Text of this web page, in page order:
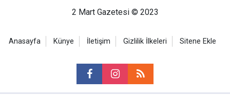
2 Mart Gazetesi © 2023
Anasayfa Künye İletişim Gizlilik İlkeleri Sitene Ekle